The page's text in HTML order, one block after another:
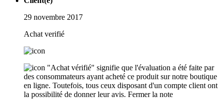
29 novembre 2017
Achat verifié
"Achat vérifié" signifie que l'évaluation a été faite par
des consommateurs ayant acheté ce produit sur notre boutique
en ligne. Toutefois, tous ceux disposant d'un compte client ont
la possibilité de donner leur avis. Fermer la note